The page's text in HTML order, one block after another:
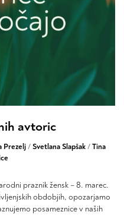
avtoric
Prezelj/Svetlana Slapšak/Tina
praznik žensk – 8. marec.
obdobjih, opozarjamo
posameznice v naših